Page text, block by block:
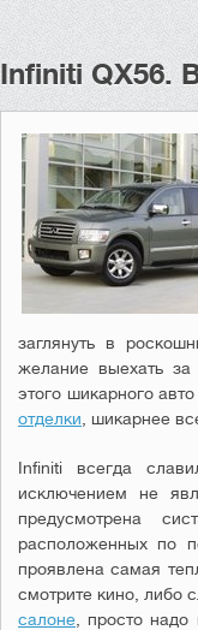
Infiniti QX56.
заглянуть в
желание выехать
этого шикарного
отделки , шикарнее
Infiniti всегда
исключением не
предусмотрена
расположенных по
проявлена самая
смотрите кино, либо
салоне , просто